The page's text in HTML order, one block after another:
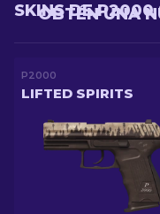
OBTÉN UNA
SKINS DE P2000
P2000
LIFTED SPIRITS